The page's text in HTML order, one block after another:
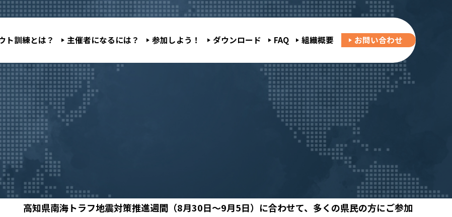
ト訓練とは？ 主催者になるには？ 参加しよう！ ダウンロード FAQ 組織概要 お問い合わせ
高知県南海トラフ地震対策推進週間（8月30日～9月5日）に合わせて、多くの県民の方にご参加